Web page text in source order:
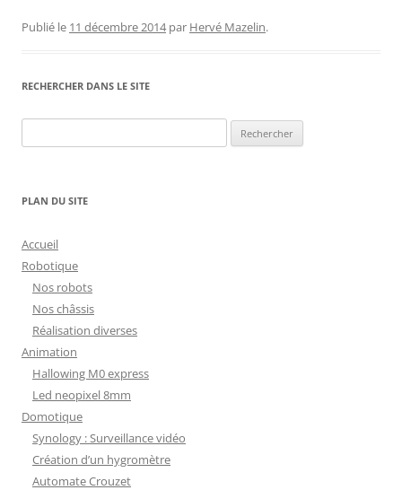
Publié le 11 décembre 2014par Hervé Mazelin.
RECHERCHER DANS LE SITE
PLAN DU SITE
Accueil
Robotique
Nos robots
Nos châssis
Réalisation diverses
Animation
Hallowing M0 express
Led neopixel 8mm
Domotique
Synology : Surveillance vidéo
Création d’un hygromètre
Automate Crouzet